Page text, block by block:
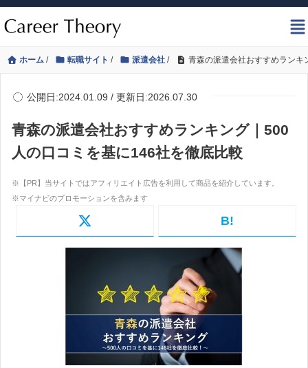
ホーム / 転職サイト / 派遣会社 / 青森の派遣会社おすすめラン
公開日:2024.01.09 / 更新日:2026.07.30
青森の派遣会社おすすめランキング｜500
人の口コミを基に146社を徹底比較
B!